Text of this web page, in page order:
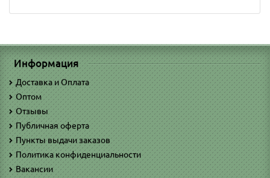
Информация
Доставка и Оплата
Оптом
Отзывы
Публичная оферта
Пункты выдачи заказов
Политика конфиденциальности
Вакансии